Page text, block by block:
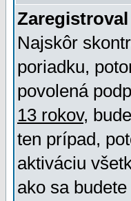
Najskôr
poriadku,
povolená
13 rokov,
ten prípad,
aktiváciu
ako sa